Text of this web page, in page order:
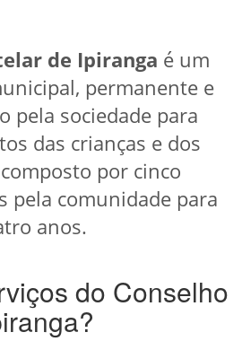
de Ipiranga é um
permanente e
pela sociedade para
das crianças e dos
por cinco
pela comunidade para
anos.
do Conselho